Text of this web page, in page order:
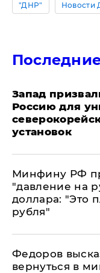
"ДНР" Новости
Запад
Россию для
установок
Минфину РФ
"давление на
доллара: "Это
рубля"
Федоров
вернуться в